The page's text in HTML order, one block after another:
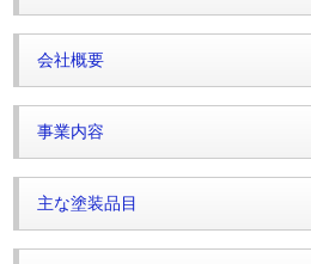
会社概要
事業内容
主な塗装品目